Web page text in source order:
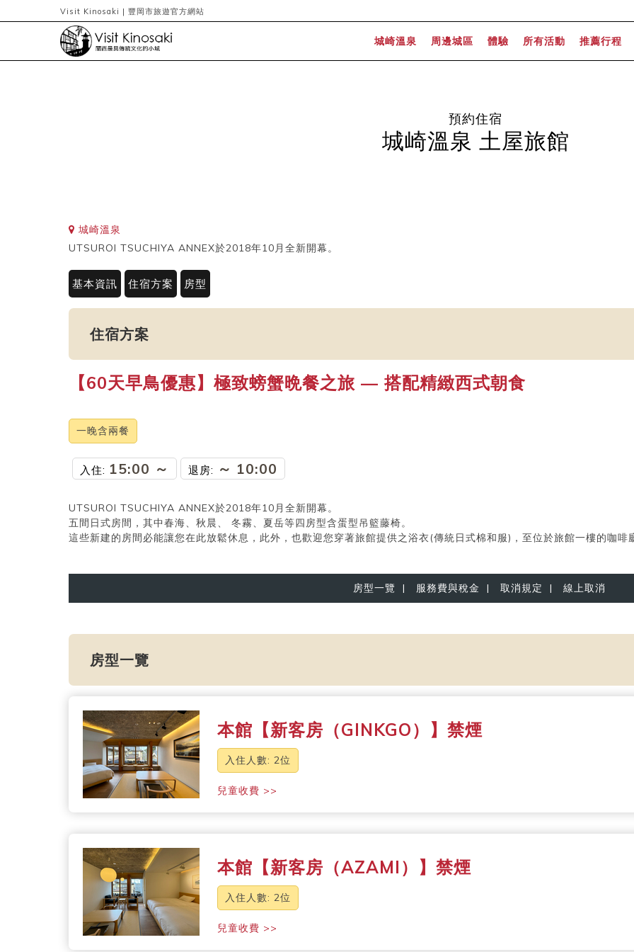
Visit Kinosaki | 豐岡市旅遊官方網站
城崎溫泉 周邊城區 體驗 所有活動 推薦行程
預約住宿
城崎溫泉 土屋旅館
城崎溫泉
UTSUROI TSUCHIYA ANNEX於2018年10月全新開幕。
基本資訊 住宿方案 房型
住宿方案
【60天早鳥優惠】極致螃蟹晩餐之旅 — 搭配精緻西式朝食
一晚含兩餐
入住: 15:00 ～ 退房: ～ 10:00
UTSUROI TSUCHIYA ANNEX於2018年10月全新開幕。
五間日式房間，其中春海、秋晨、 冬霧、夏岳等四房型含蛋型吊籃藤椅。
這些新建的房間必能讓您在此放鬆休息，此外，也歡迎您穿著旅館提供之浴衣(傳統日式棉和服)，至位於旅館一樓的咖啡
房型一覽 | 服務費與稅金 | 取消規定 | 線上取消
房型一覽
本館【新客房（GINKGO）】禁煙
入住人數: 2位
兒童收費 >>
本館【新客房（AZAMI）】禁煙
入住人數: 2位
兒童收費 >>